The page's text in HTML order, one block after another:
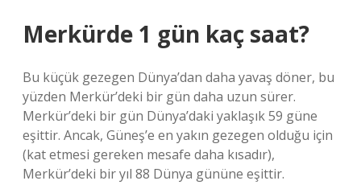
Merkürde 1 gün kaç saat?
Bu küçük gezegen Dünya’dan daha yavaş döner, bu
yüzden Merkür’deki bir gün daha uzun sürer.
Merkür’deki bir gün Dünya’daki yaklaşık 59 güne
eşittir. Ancak, Güneş’e en yakın gezegen olduğu için
(kat etmesi gereken mesafe daha kısadır),
Merkür’deki bir yıl 88 Dünya gününe eşittir.